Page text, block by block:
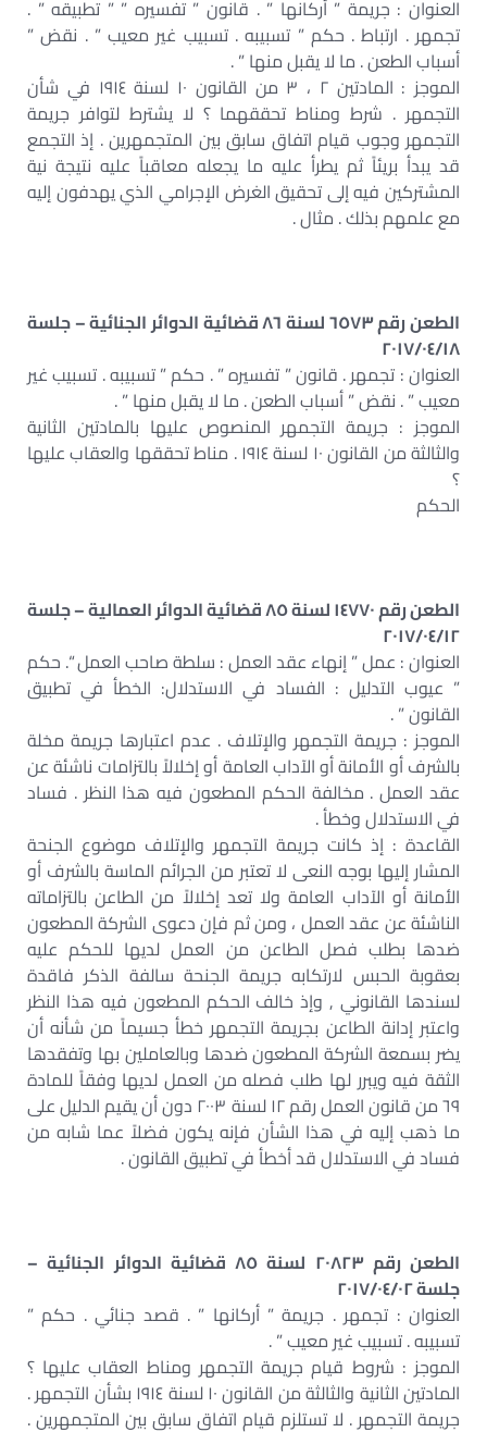
العنوان : جريمة ” أركانها ” . قانون ” تفسيره ” ” تطبيقه ” .
تجمهر . ارتباط . حكم ” تسبيبه . تسبيب غير معيب ” . نقض ”
أسباب الطعن . ما لا يقبل منها ” .
الموجز : المادتين ٢ ، ٣ من القانون ١٠ لسنة ١٩١٤ في شأن
التجمهر . شرط ومناط تحققهما ؟ لا يشترط لتوافر جريمة
التجمهر وجوب قيام اتفاق سابق بين المتجمهرين . إذ التجمع
قد يبدأ بريئاً ثم يطرأ عليه ما يجعله معاقباً عليه نتيجة نية
المشتركين فيه إلى تحقيق الغرض الإجرامي الذي يهدفون إليه
مع علمهم بذلك . مثال .
الطعن رقم ٦٥٧٣ لسنة ٨٦ قضائية الدوائر الجنائية – جلسة
٢٠١٧/٠٤/١٨
العنوان : تجمهر . قانون ” تفسيره ” . حكم ” تسبيبه . تسبيب غير
معيب ” . نقض ” أسباب الطعن . ما لا يقبل منها ” .
الموجز : جريمة التجمهر المنصوص عليها بالمادتين الثانية
والثالثة من القانون ١٠ لسنة ١٩١٤ . مناط تحققها والعقاب عليها
؟
الحكم
الطعن رقم ١٤٧٧٠ لسنة ٨٥ قضائية الدوائر العمالية – جلسة
٢٠١٧/٠٤/١٢
العنوان : عمل ” إنهاء عقد العمل : سلطة صاحب العمل “. حكم
” عيوب التدليل : الفساد في الاستدلال: الخطأ في تطبيق
القانون ” .
الموجز : جريمة التجمهر والإتلاف . عدم اعتبارها جريمة مخلة
بالشرف أو الأمانة أو الآداب العامة أو إخلالاً بالتزامات ناشئة عن
عقد العمل . مخالفة الحكم المطعون فيه هذا النظر . فساد
في الاستدلال وخطأ .
القاعدة : إذ كانت جريمة التجمهر والإتلاف موضوع الجنحة
المشار إليها بوجه النعى لا تعتبر من الجرائم الماسة بالشرف أو
الأمانة أو الآداب العامة ولا تعد إخلالاً من الطاعن بالتزاماته
الناشئة عن عقد العمل ، ومن ثم فإن دعوى الشركة المطعون
ضدها بطلب فصل الطاعن من العمل لديها للحكم عليه
بعقوبة الحبس لارتكابه جريمة الجنحة سالفة الذكر فاقدة
لسندها القانوني , وإذ خالف الحكم المطعون فيه هذا النظر
واعتبر إدانة الطاعن بجريمة التجمهر خطأ جسيماً من شأنه أن
يضر بسمعة الشركة المطعون ضدها وبالعاملين بها وتفقدها
الثقة فيه ويبرر لها طلب فصله من العمل لديها وفقاً للمادة
٦٩ من قانون العمل رقم ١٢ لسنة ٢٠٠٣ دون أن يقيم الدليل على
ما ذهب إليه في هذا الشأن فإنه يكون فضلاً عما شابه من
فساد في الاستدلال قد أخطأ في تطبيق القانون .
الطعن رقم ٢٠٨٢٣ لسنة ٨٥ قضائية الدوائر الجنائية –
جلسة ٢٠١٧/٠٤/٠٢
العنوان : تجمهر . جريمة ” أركانها ” . قصد جنائي . حكم ”
تسبيبه . تسبيب غير معيب ” .
الموجز : شروط قيام جريمة التجمهر ومناط العقاب عليها ؟
المادتين الثانية والثالثة من القانون ١٠ لسنة ١٩١٤ بشأن التجمهر .
جريمة التجمهر . لا تستلزم قيام اتفاق سابق بين المتجمهرين .